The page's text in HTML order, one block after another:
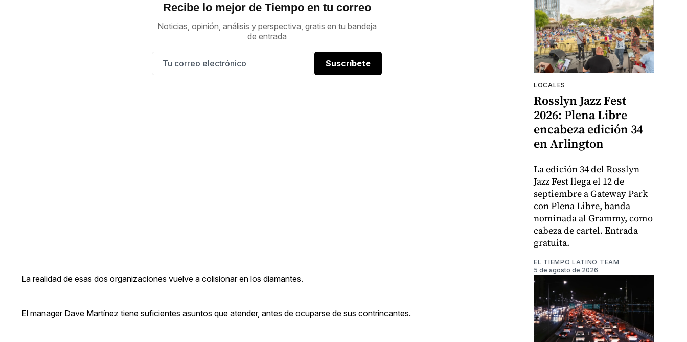
Recibe lo mejor de Tiempo en tu correo
Noticias, opinión, análisis y perspectiva, gratis en tu bandeja
de entrada
Suscríbete
La realidad de esas dos organizaciones vuelve a colisionar en los diamantes.
El manager Dave Martínez tiene suficientes asuntos que atender, antes de ocuparse de sus contrincantes.
LOCALES
Rosslyn Jazz Fest
2026: Plena Libre
encabeza edición 34
en Arlington
La edición 34 del Rosslyn
Jazz Fest llega el 12 de
septiembre a Gateway Park
con Plena Libre, banda
nominada al Grammy, como
cabeza de cartel. Entrada
gratuita.
EL TIEMPO LATINO TEAM
5 de agosto de 2026